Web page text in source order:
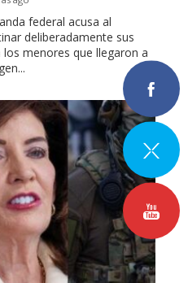
federal acusa al
deliberadamente sus
menores que llegaron a